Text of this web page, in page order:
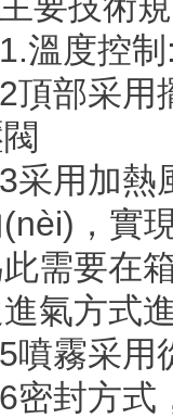
溫度控
頂部采用
采用加熱
，實
需要在
氣方式
噴霧采用
密封方式